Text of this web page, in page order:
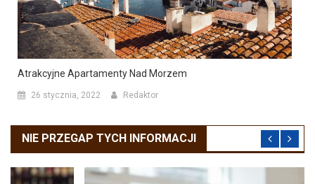
Atrakcyjne Apartamenty Nad Morzem
26 stycznia, 2022 Redaktor
NIE PRZEGAP TYCH INFORMACJI